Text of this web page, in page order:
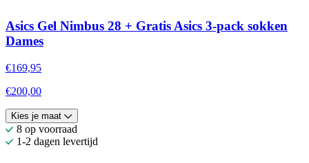
Asics Gel Nimbus 28 + Gratis Asics 3-pack sokken
Dames
€169,95
€200,00
Kies je maat
8 op voorraad
1-2 dagen levertijd